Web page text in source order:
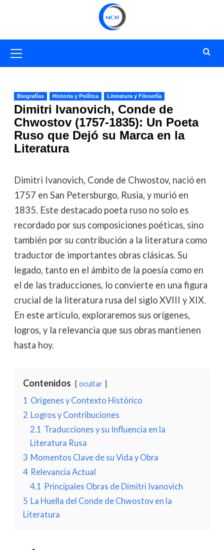
primario
Biografías Historia y Política Literatura y Filosofía
Dimitri Ivanovich, Conde de
Chwostov (1757-1835): Un Poeta
Ruso que Dejó su Marca en la
Literatura
Dimitri Ivanovich, Conde de Chwostov, nació en
1757 en San Petersburgo, Rusia, y murió en
1835. Este destacado poeta ruso no solo es
recordado por sus composiciones poéticas, sino
también por su contribución a la literatura como
traductor de importantes obras clásicas. Su
legado, tanto en el ámbito de la poesía como en
el de las traducciones, lo convierte en una figura
crucial de la literatura rusa del siglo XVIII y XIX.
En este artículo, exploraremos sus orígenes,
logros, y la relevancia que sus obras mantienen
hasta hoy.
Contenidos ocultar
1 Orígenes y Contexto Histórico
2 Logros y Contribuciones
2.1 Traducciones y su Influencia en la
Literatura Rusa
3 Momentos Clave de su Vida y Obra
4 Relevancia Actual
4.1 Principales Obras de Dimitri Ivanovich
5 La Huella del Conde de Chwostov en la
Literatura